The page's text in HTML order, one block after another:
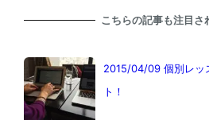
こちらの記事も注目さ
2015/04/09 個別レッ
ト！